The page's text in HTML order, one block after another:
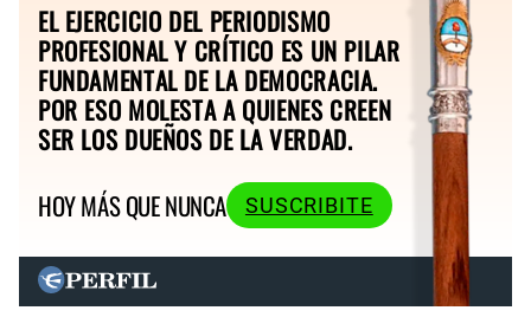
EL EJERCICIO DEL PERIODISMO
PROFESIONAL Y CRÍTICO ES UN PILAR
FUNDAMENTAL DE LA DEMOCRACIA.
POR ESO MOLESTA A QUIENES CREEN
SER LOS DUEÑOS DE LA VERDAD.
HOY MÁS QUE NUNCA
SUSCRIBITE